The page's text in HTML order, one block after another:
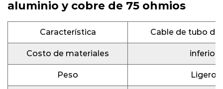
aluminio y cobre de 75 ohmios
Característica Cable de tubo de
Costo de materiales inferior
Peso Ligero